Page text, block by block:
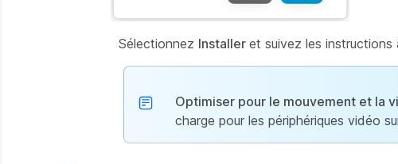
Sélectionnez Installer et suivez les instructions
Optimiser pour le mouvement et la
charge pour les périphériques vidéo